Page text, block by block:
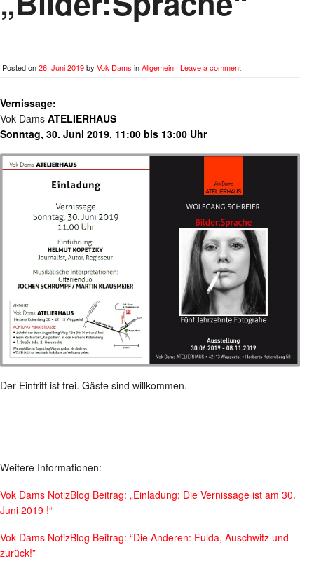
Posted on26. Juni 2019by Vok Dams inAllgemein | Leave a comment
Vernissage:
Vok Dams ATELIERHAUS
Sonntag, 30. Juni 2019, 11:00 bis 13:00 Uhr
Der Eintritt ist frei. Gäste sind willkommen.
Weitere Informationen:
Vok Dams NotizBlog Beitrag: „Einladung: Die Vernissage ist am 30.
Juni 2019 !“
Vok Dams NotizBlog Beitrag: “Die Anderen: Fulda, Auschwitz und
zurück!”